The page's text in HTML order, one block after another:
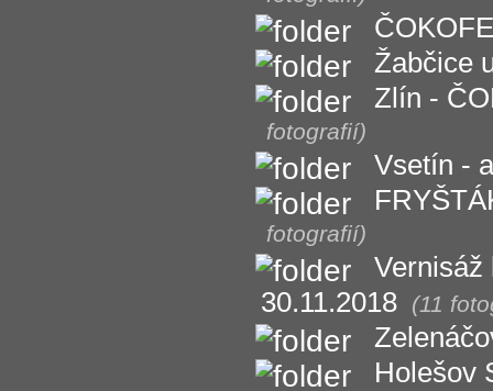
Žabčice
Zlín -
fotografií)
Vsetín -
fotografií)
Vernisáž
30.11.2018
(11
Holešov